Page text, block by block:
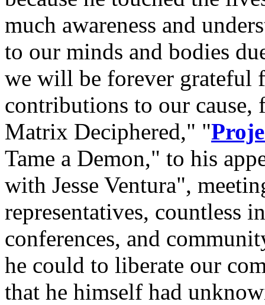
much awareness and
to our minds and bodies
we will be forever grateful
contributions to our
Matrix Deciphered," "
Tame a Demon," to his
with Jesse Ventura",
representatives, countless
conferences, and
he could to liberate our
that he himself had